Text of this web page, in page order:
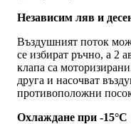
Независим ляв и
Въздушният поток
се избират ръчно, а 2
клапа са
друга и насочват
противоположни
Охлаждане при -15°С